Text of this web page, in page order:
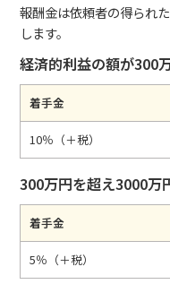
報酬金は依頼者の得られ
します。
経済的利益の額が300
着手金
10％（＋税）
300万円を超え3000万
着手金
5％（＋税）